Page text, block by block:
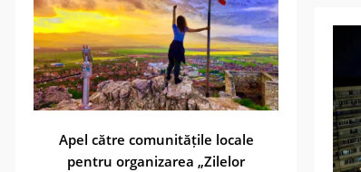
Apel către comunitățile locale
pentru organizarea „Zilelor